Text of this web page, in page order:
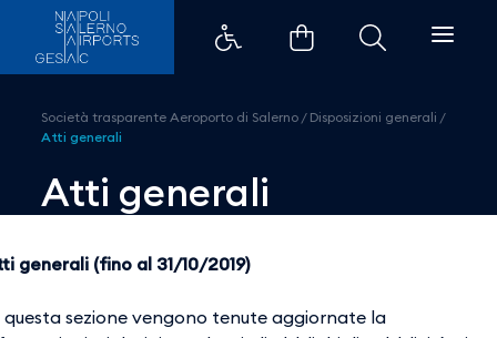
Atti generali - Aeroporti di
Società trasparente Aeroporto di Salerno / Disposizioni generali /
Atti generali
Atti generali
generali (fino al 31/10/2019)
questa sezione vengono tenute aggiornate la